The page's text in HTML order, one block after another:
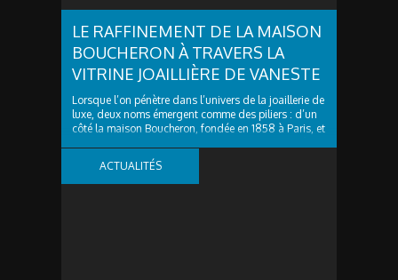
LE RAFFINEMENT DE LA MAISON
BOUCHERON À TRAVERS LA
VITRINE JOAILLIÈRE DE VANESTE
Lorsque l’on pénètre dans l’univers de la joaillerie de
luxe, deux noms émergent comme des piliers : d’un
côté la maison Boucheron, fondée en 1858 à Paris, et
Lille, qui offre à sa clientèle l’accès à des pièces
d’exception de cette...
ACTUALITÉS